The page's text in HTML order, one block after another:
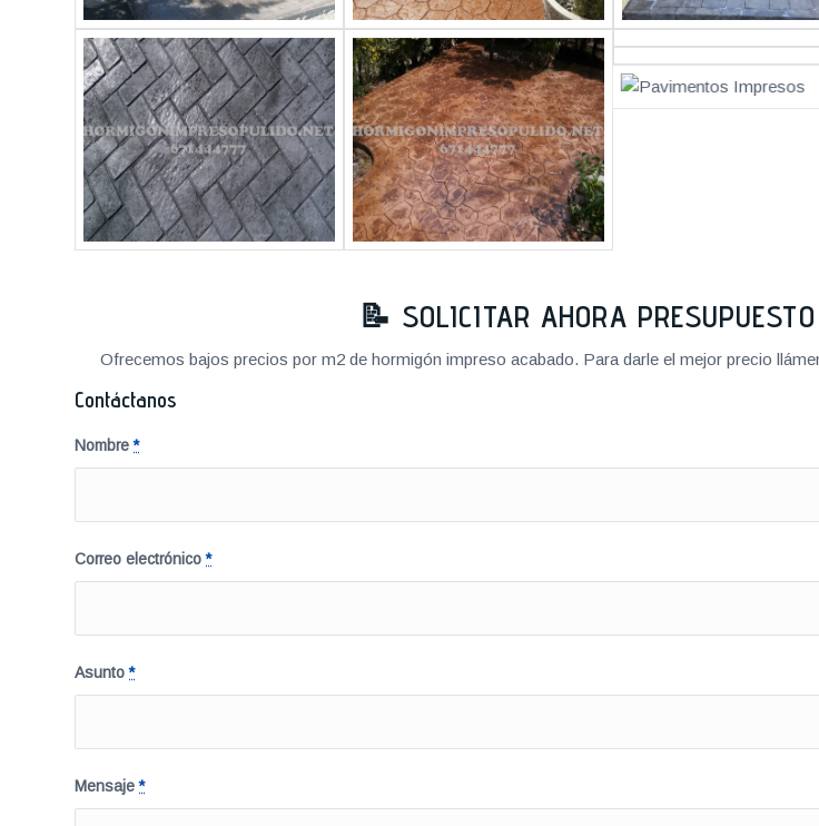
📝 SOLICITAR AHORA
Ofrecemos bajos precios por m2 de hormigón impreso acabado. Para darle el mejor precio
Contáctanos
Nombre*
Correo electrónico*
Asunto*
Mensaje*